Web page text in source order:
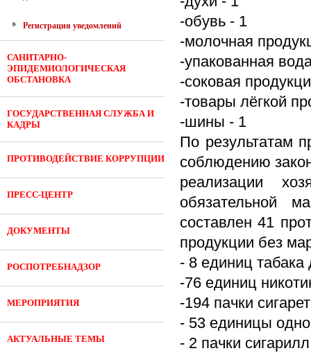
Регистрация уведомлений
САНИТАРНО-
ЭПИДЕМИОЛОГИЧЕСКАЯ
ОБСТАНОВКА
ГОСУДАРСТВЕННАЯ СЛУЖБА И
КАДРЫ
ПРОТИВОДЕЙСТВИЕ КОРРУПЦИИ
ПРЕСС-ЦЕНТР
ДОКУМЕНТЫ
РОСПОТРЕБНАДЗОР
МЕРОПРИЯТИЯ
АКТУАЛЬНЫЕ ТЕМЫ
-обувь - 1
-молочная
-упакованная
-соковая
-товары лёгкой
-шины - 1
По результатам
соблюдению
реализации
обязательной
составлен 41
продукции без
- 8 единиц табака
-76 единиц
-194 пачки сигарет
- 53 единицы
- 2 пачки сигарилл